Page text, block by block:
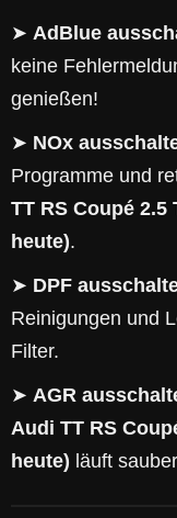
➤ AdBlue
keine
genießen!
➤ NOx
Programme und
TT RS Coupé 2.5
heute).
➤ DPF
Reinigungen und
Filter.
➤ AGR
Audi TT RS
heute) läuft